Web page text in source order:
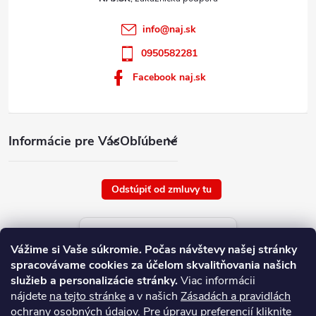
Vážime si Vaše súkromie. Počas návštevy našej stránky
spracovávame cookies za účelom skvalitňovania našich
služieb a personalizácie stránky.Viac informácii
nájdete na tejto stránke a v našich Zásadách a pravidlách
ochrany osobných údajov. Pre úpravu preferencií kliknite
Informácie pre VásObľúbené
info@naj.sk
0950582281
Facebook naj.sk
Odstúpiť od zmluvy tu
Aktuálne ceny tovaru
platné od : 9/8/2026